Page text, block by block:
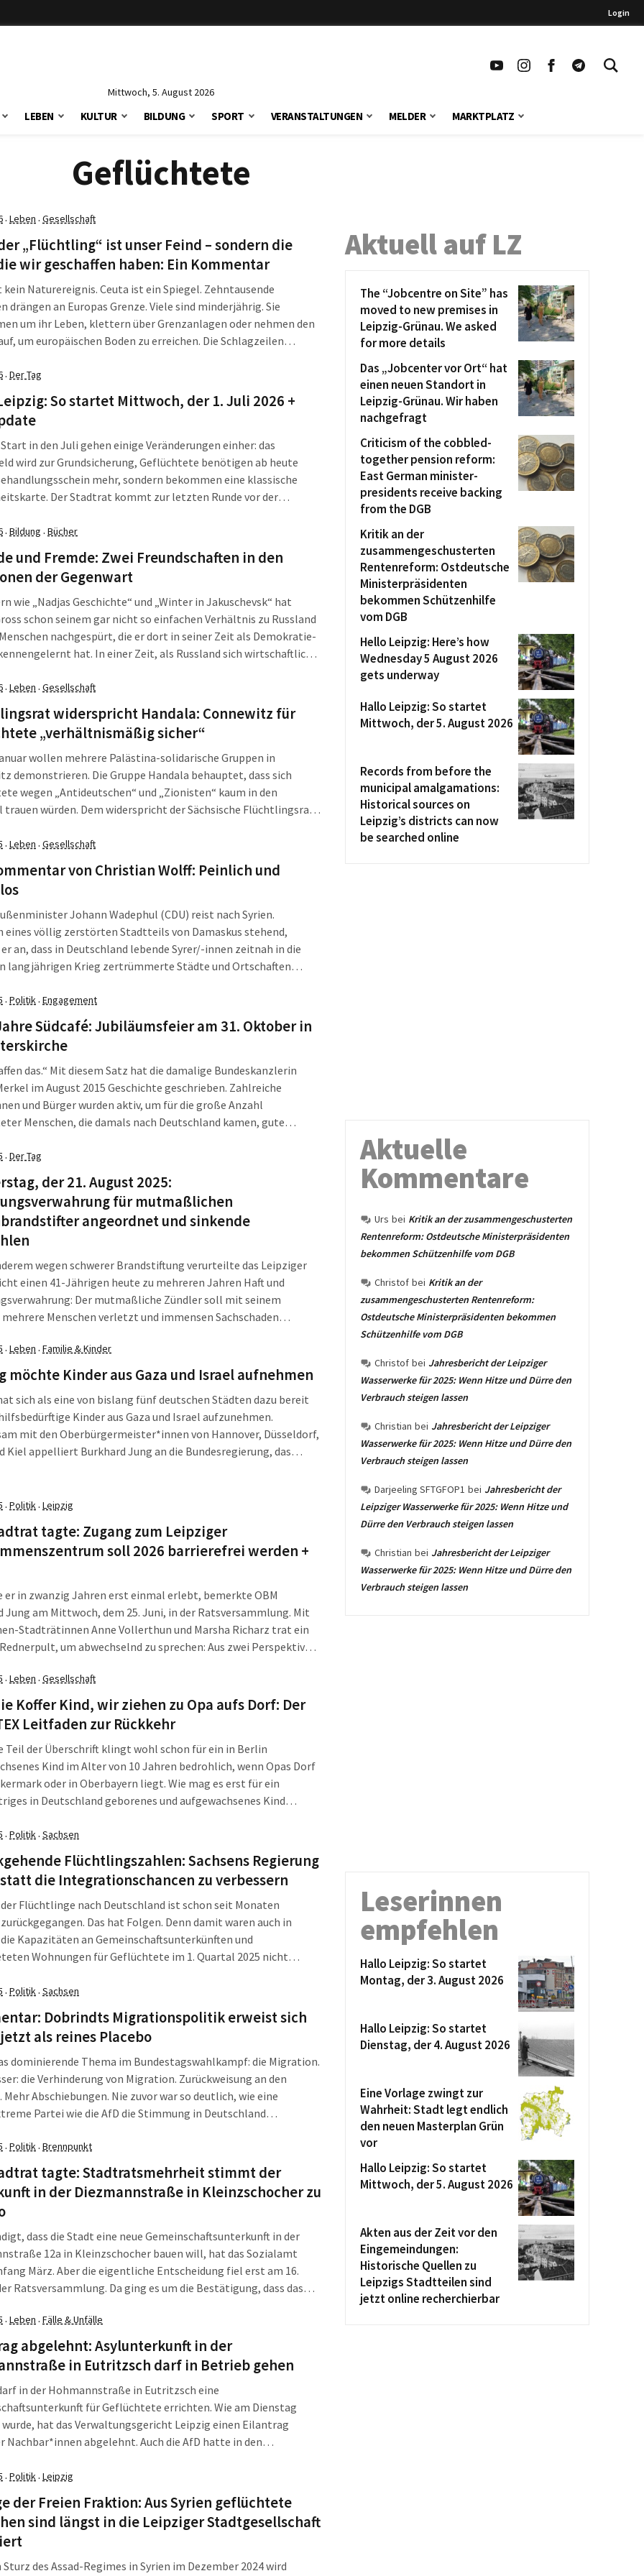
Login
Mittwoch, 5. August 2026
LEBEN KULTUR BILDUNG SPORT VERANSTALTUNGEN MELDER MARKTPLATZ
Geflüchtete
· Leben · Gesellschaft
„Flüchtling“ ist unser Feind – sondern die
wir geschaffen haben: Ein Kommentar
kein Naturereignis. Ceuta ist ein Spiegel. Zehntausende
drängen an Europas Grenze. Viele sind minderjährig. Sie
um ihr Leben, klettern über Grenzanlagen oder nehmen den
um europäischen Boden zu erreichen. Die Schlagzeilen
wie Europa seine Außengrenzen besser schützen kann. Die
· Der Tag
So startet Mittwoch, der 1. Juli 2026 +
in den Juli gehen einige Veränderungen einher: das
wird zur Grundsicherung, Geflüchtete benötigen ab heute
mehr, sondern bekommen eine klassische
Der Stadtrat kommt zur letzten Runde vor der
konnte es zu der Misere rund ums […]
· Bildung · Bücher
und Fremde: Zwei Freundschaften in den
der Gegenwart
wie „Nadjas Geschichte“ und „Winter in Jakuschevsk“ hat
schon seinem gar nicht so einfachen Verhältnis zu Russland
nachgespürt, die er dort in seiner Zeit als Demokratie-
hat. In einer Zeit, als Russland sich wirtschaftlich
das […]
· Leben · Gesellschaft
widerspricht Handala: Connewitz für
„verhältnismäßig sicher“
wollen mehrere Palästina-solidarische Gruppen in
demonstrieren. Die Gruppe Handala behauptet, dass sich
wegen „Antideutschen“ und „Zionisten“ kaum in den
würden. Dem widerspricht der Sächsische Flüchtlingsrat:
in den sozialen Medien einen Aufruf für eine Demonstration
· Leben · Gesellschaft
von Christian Wolff: Peinlich und
Johann Wadephul (CDU) reist nach Syrien.
völlig zerstörten Stadtteils von Damaskus stehend,
an, dass in Deutschland lebende Syrer/-innen zeitnah in die
langjährigen Krieg zertrümmerte Städte und Ortschaften
sagte ein sichtlich betroffener Wadephul. Eigentlich nichts
Doch in seiner […]
· Politik· Engagement
Südcafé: Jubiläumsfeier am 31. Oktober in
das.“ Mit diesem Satz hat die damalige Bundeskanzlerin
im August 2015 Geschichte geschrieben. Zahlreiche
und Bürger wurden aktiv, um für die große Anzahl
Menschen, die damals nach Deutschland kamen, gute
Es ist das Südcafé der ev.-luth. […]
· Der Tag
der 21. August 2025:
für mutmaßlichen
angeordnet und sinkende
wegen schwerer Brandstiftung verurteilte das Leipziger
einen 41-Jährigen heute zu mehreren Jahren Haft und
Der mutmaßliche Zündler soll mit seinem
Menschen verletzt und immensen Sachschaden
was laut Kommunalverbänden entlastend wirkt. Die LZ
was am Donnerstag, dem […]
· Leben · Familie & Kinder
möchte Kinder aus Gaza und Israel aufnehmen
sich als eine von bislang fünf deutschen Städten dazu bereit
Kinder aus Gaza und Israel aufzunehmen.
mit den Oberbürgermeister*innen von Hannover, Düsseldorf,
Kiel appelliert Burkhard Jung an die Bundesregierung, das
· Politik· Leipzig
tagte: Zugang zum Leipziger
soll 2026 barrierefrei werden +
er in zwanzig Jahren erst einmal erlebt, bemerkte OBM
Jung am Mittwoch, dem 25. Juni, in der Ratsversammlung. Mit
Stadträtinnen Anne Vollerthun und Marsha Richarz trat ein
um abwechselnd zu sprechen: Aus zwei Perspektiven
der Otto-Schill-Straße barrierefrei gestaltet […]
· Leben · Gesellschaft
Koffer Kind, wir ziehen zu Opa aufs Dorf: Der
Leitfaden zur Rückkehr
Teil der Überschrift klingt wohl schon für ein in Berlin
Kind im Alter von 10 Jahren bedrohlich, wenn Opas Dorf
oder in Oberbayern liegt. Wie mag es erst für ein
in Deutschland geborenes und aufgewachsenes Kind
wird? […]
· Politik· Sachsen
Flüchtlingszahlen: Sachsens Regierung
die Integrationschancen zu verbessern
Flüchtlinge nach Deutschland ist schon seit Monaten
Das hat Folgen. Denn damit waren auch in
die Kapazitäten an Gemeinschaftsunterkünften und
Wohnungen für Geflüchtete im 1. Quartal 2025 nicht
nur reichlich die Hälfte der Plätze in
und […]
· Politik· Sachsen
Dobrindts Migrationspolitik erweist sich
als reines Placebo
dominierende Thema im Bundestagswahlkampf: die Migration.
die Verhinderung von Migration. Zurückweisung an den
Mehr Abschiebungen. Nie zuvor war so deutlich, wie eine
Partei wie die AfD die Stimmung in Deutschland
Parteien folgen, reden auf einmal mit denselben Phrasen
· Politik· Brennpunkt
tagte: Stadtratsmehrheit stimmt der
in der Diezmannstraße in Kleinzschocher zu
dass die Stadt eine neue Gemeinschaftsunterkunft in der
12a in Kleinzschocher bauen will, hat das Sozialamt
März. Aber die eigentliche Entscheidung fiel erst am 16.
Ratsversammlung. Da ging es um die Bestätigung, dass das
das […]
· Leben · Fälle & Unfälle
abgelehnt: Asylunterkunft in der
in Eutritzsch darf in Betrieb gehen
in der Hohmannstraße in Eutritzsch eine
für Geflüchtete errichten. Wie am Dienstag
hat das Verwaltungsgericht Leipzig einen Eilantrag
Nachbar*innen abgelehnt. Auch die AfD hatte in den
das Leipziger Sozialamt die Öffentlichkeit darüber informiert,
ehemaliges Bürogebäude in […]
· Politik · Leipzig
der Freien Fraktion: Aus Syrien geflüchtete
sind längst in die Leipziger Stadtgesellschaft
Sturz des Assad-Regimes in Syrien im Dezember 2024 wird
Aktuell auf LZ
The “Jobcentre on Site” has
moved to new premises in
Leipzig-Grünau. We asked
for more details
Das „Jobcenter vor Ort“ hat
einen neuen Standort in
Leipzig-Grünau. Wir haben
nachgefragt
Criticism of the cobbled-
together pension reform:
East German minister-
presidents receive backing
from the DGB
Kritik an der
zusammengeschusterten
Rentenreform: Ostdeutsche
Ministerpräsidenten
bekommen Schützenhilfe
vom DGB
Hello Leipzig: Here’s how
Wednesday 5 August 2026
gets underway
Hallo Leipzig: So startet
Mittwoch, der 5. August 2026
Records from before the
municipal amalgamations:
Historical sources on
Leipzig’s districts can now
be searched online
Aktuelle
Kommentare
Urs bei Kritik an der zusammengeschusterten
Rentenreform: Ostdeutsche Ministerpräsidenten
bekommen Schützenhilfe vom DGB
Christof bei Kritik an der
zusammengeschusterten Rentenreform:
Ostdeutsche Ministerpräsidenten bekommen
Schützenhilfe vom DGB
Christof bei Jahresbericht der Leipziger
Wasserwerke für 2025: Wenn Hitze und Dürre den
Verbrauch steigen lassen
Christian bei Jahresbericht der Leipziger
Wasserwerke für 2025: Wenn Hitze und Dürre den
Verbrauch steigen lassen
Darjeeling SFTGFOP1 bei Jahresbericht der
Leipziger Wasserwerke für 2025: Wenn Hitze und
Dürre den Verbrauch steigen lassen
Christian bei Jahresbericht der Leipziger
Wasserwerke für 2025: Wenn Hitze und Dürre den
Verbrauch steigen lassen
Leserinnen
empfehlen
Hallo Leipzig: So startet
Montag, der 3. August 2026
Hallo Leipzig: So startet
Dienstag, der 4. August 2026
Eine Vorlage zwingt zur
Wahrheit: Stadt legt endlich
den neuen Masterplan Grün
vor
Hallo Leipzig: So startet
Mittwoch, der 5. August 2026
Akten aus der Zeit vor den
Eingemeindungen:
Historische Quellen zu
Leipzigs Stadtteilen sind
jetzt online recherchierbar